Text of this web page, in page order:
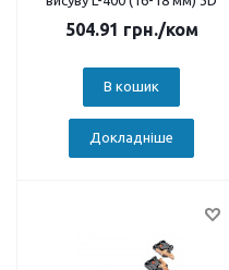
504.91 грн./ком
В кошик
Докладніше